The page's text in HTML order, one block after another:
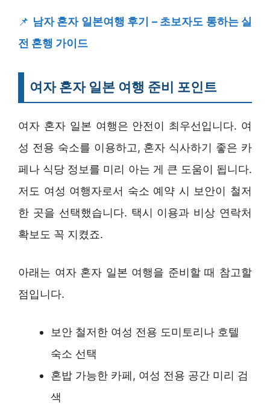
📌 남자 혼자 일본여행 후기 – 초보자도 통하는 실
전 혼행 가이드
여자 혼자 일본 여행 준비 포인트
여자 혼자 일본 여행은 안전이 최우선입니다. 여
성 전용 숙소를 이용하고, 혼자 식사하기 좋은 카
페나 식당 정보를 미리 아는 게 큰 도움이 됩니다.
저도 여성 여행자로서 숙소 예약 시 보안이 철저
한 곳을 선택했습니다. 택시 이용과 비상 연락처
확보도 꼭 지켰죠.
아래는 여자 혼자 일본 여행을 준비할 때 참고할
점입니다.
보안 철저한 여성 전용 도미토리나 호텔
숙소 선택
혼밥 가능한 카페, 여성 전용 공간 미리 검
색